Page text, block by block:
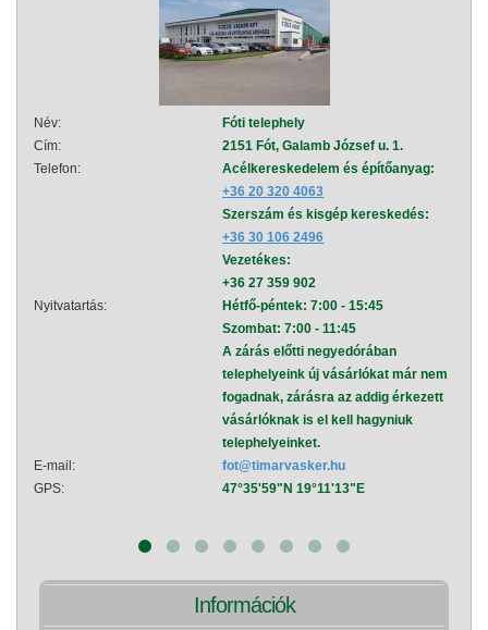
Név:
Fóti telephely
Cím:
2151 Fót, Galamb József u. 1.
Telefon:
Acélkereskedelem és építőanyag:
+36 20 320 4063
Szerszám és kisgép kereskedés:
+36 30 106 2496
Vezetékes:
+36 27 359 902
Nyitvatartás:
Hétfő-péntek: 7:00 - 15:45
Szombat: 7:00 - 11:45
A zárás előtti negyedórában
telephelyeink új vásárlókat már nem
fogadnak, zárásra az addig érkezett
vásárlóknak is el kell hagyniuk
telephelyeinket.
E-mail:
fot@timarvasker.hu
GPS:
47°35'59"N 19°11'13"E
Információk